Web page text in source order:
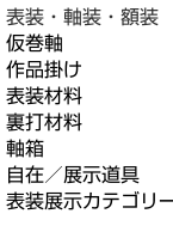
表装・軸装・額
仮巻軸
作品掛け
表装材料
裏打材料
軸箱
自在／展示道具
表装展示カテゴリ